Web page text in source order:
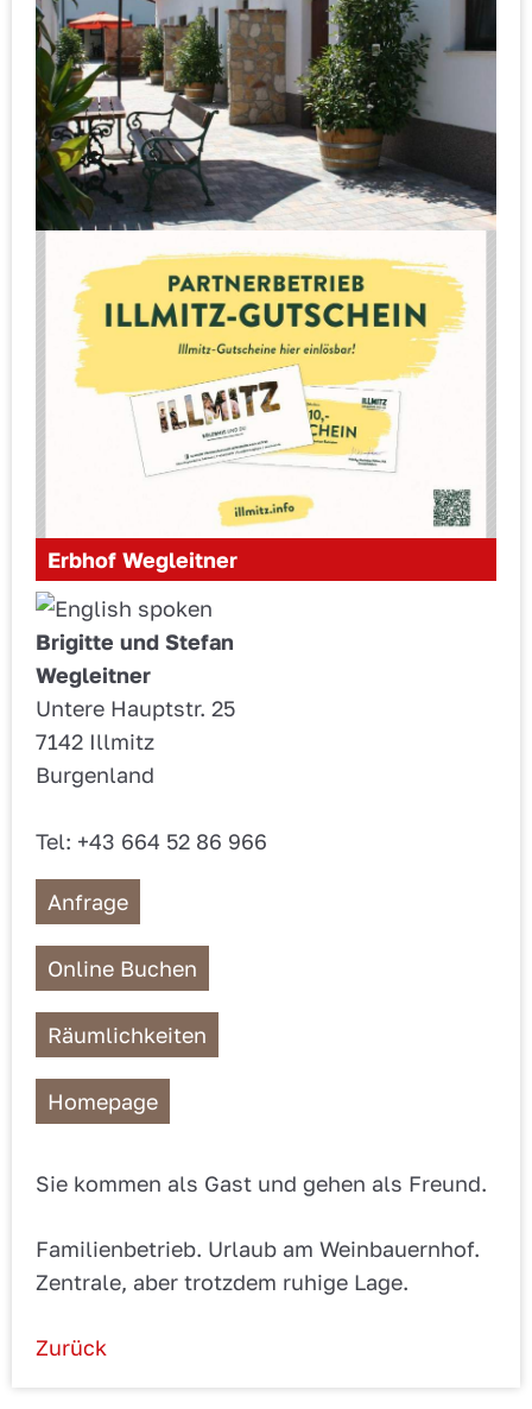
Erbhof Wegleitner
Brigitte und Stefan
Wegleitner
Untere Hauptstr. 25
7142 Illmitz
Burgenland
Tel: +43 664 52 86 966
Anfrage
Online Buchen
Räumlichkeiten
Homepage
Sie kommen als Gast und gehen als Freund.
Familienbetrieb. Urlaub am Weinbauernhof.
Zentrale, aber trotzdem ruhige Lage.
Zurück